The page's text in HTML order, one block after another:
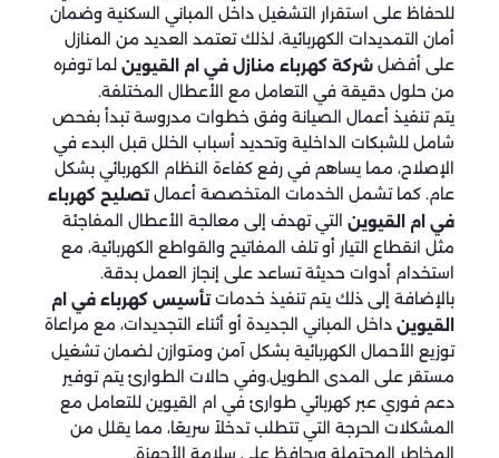
للحفاظ على استقرار التشغيل داخل المباني السكنية وضمان
أمان التمديدات الكهربائية، لذلك تعتمد العديد من المنازل
على أفضل شركة كهرباء منازل في ام القيوين لما توفره
من حلول دقيقة في التعامل مع الأعطال المختلفة.
يتم تنفيذ أعمال الصيانة وفق خطوات مدروسة تبدأ بفحص
شامل للشبكات الداخلية وتحديد أسباب الخلل قبل البدء في
الإصلاح، مما يساهم في رفع كفاءة النظام الكهربائي بشكل
عام. كما تشمل الخدمات المتخصصة أعمالتصليح كهرباء
في ام القيوين التي تهدف إلى معالجة الأعطال المفاجئة
مثل انقطاع التيار أو تلف المفاتيح والقواطع الكهربائية، مع
استخدام أدوات حديثة تساعد على إنجاز العمل بدقة.
بالإضافة إلى ذلك يتم تنفيذ خدماتتأسيس كهرباء في ام
القيوين داخل المباني الجديدة أو أثناء التجديدات، مع مراعاة
توزيع الأحمال الكهربائية بشكل آمن ومتوازن لضمان تشغيل
مستقر على المدى الطويل.وفي حالات الطوارئ يتم توفير
دعم فوري عبر كهربائي طوارئ في ام القيوين للتعامل مع
المشكلات الحرجة التي تتطلب تدخلاً سريعًا، مما يقلل من
المخاطر المحتملة ويحافظ على سلامة الأجهزة.